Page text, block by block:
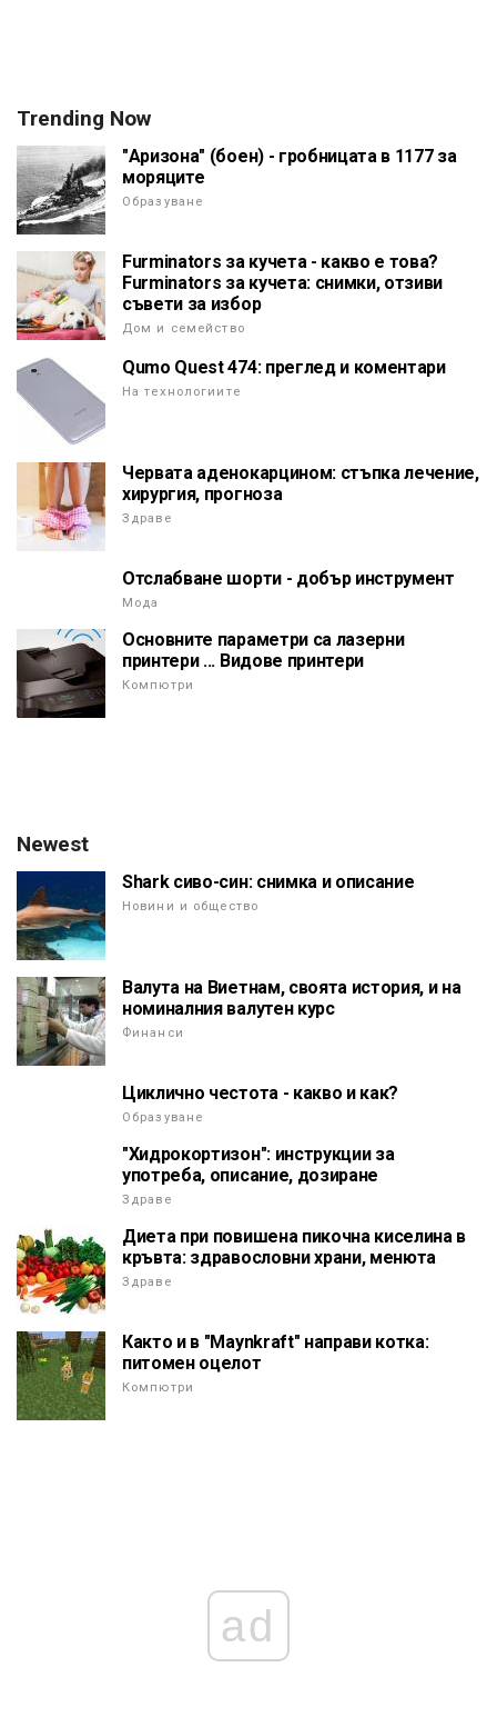
Trending Now
"Аризона" (боен) - гробницата в 1177 за
моряците
Образуване
Furminators за кучета - какво е това?
Furminators за кучета: снимки, отзиви
съвети за избор
Дом и семейство
Qumo Quest 474: преглед и коментари
На технологиите
Червата аденокарцином: стъпка лечение,
хирургия, прогноза
Здраве
Отслабване шорти - добър инструмент
Мода
Основните параметри са лазерни
принтери ... Видове принтери
Компютри
Newest
Shark сиво-син: снимка и описание
Новини и общество
Валута на Виетнам, своята история, и на
номиналния валутен курс
Финанси
Циклично честота - какво и как?
Образуване
"Хидрокортизон": инструкции за
употреба, описание, дозиране
Здраве
Диета при повишена пикочна киселина в
кръвта: здравословни храни, менюта
Здраве
Както и в "Maynkraft" направи котка:
питомен оцелот
Компютри
ad